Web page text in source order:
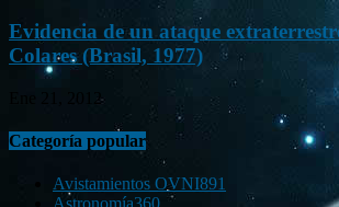
Evidencia de un ataque
Colares (Brasil, 1977)
Ene 21, 2012
Categoría popular
Avistamientos OVNI891